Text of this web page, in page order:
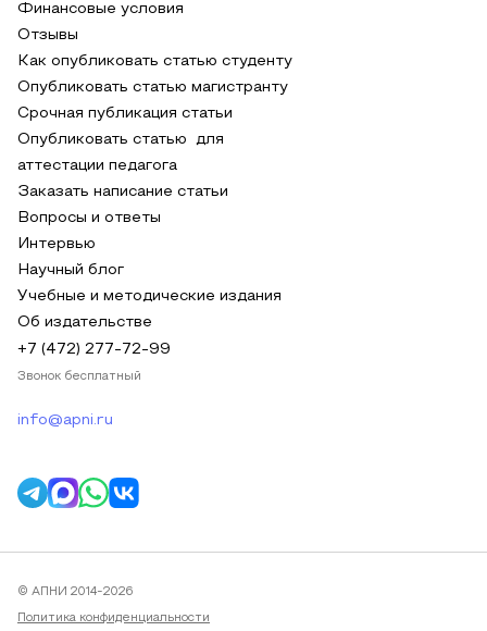
Финансовые условия
Отзывы
Как опубликовать статью студенту
Опубликовать статью магистранту
Срочная публикация статьи
Опубликовать статью для
аттестации педагога
Заказать написание статьи
Вопросы и ответы
Интервью
Научный блог
Учебные и методические издания
Об издательстве
+7 (472) 277-72-99
Звонок бесплатный
info@apni.ru
© АПНИ 2014-2026
Политика конфиденциальности